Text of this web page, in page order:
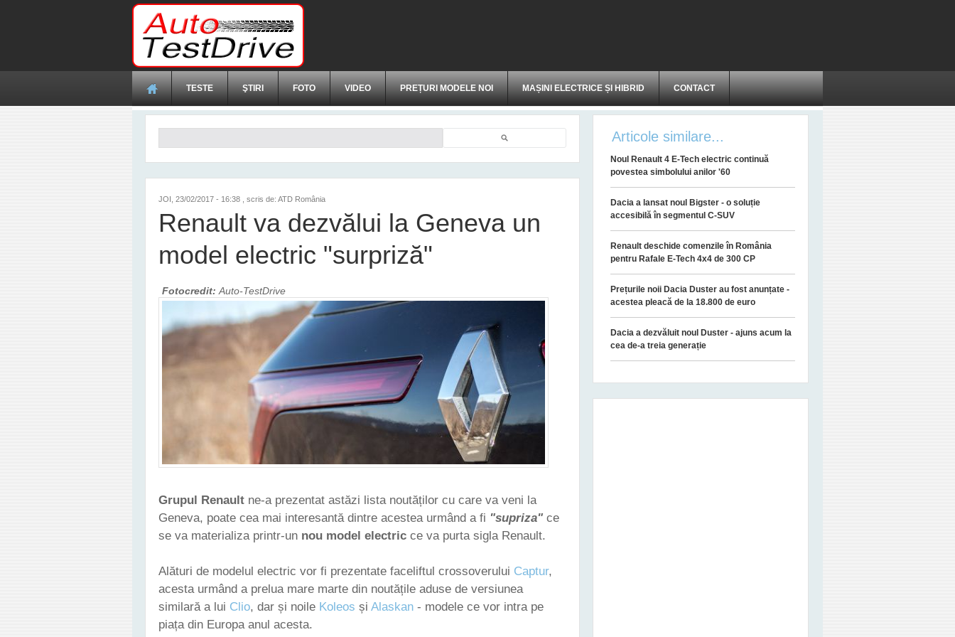
TESTE ŞTIRI FOTO VIDEO PREȚURI MODELE NOI MAȘINI ELECTRICE ȘI HIBRID CONTACT
JOI, 23/02/2017 - 16:38 , scris de: ATD România
Renault va dezvălui la Geneva un
model electric "surpriză"
Fotocredit: Auto-TestDrive
Grupul Renault ne-a prezentat astăzi lista noutăților cu care va veni la
Geneva, poate cea mai interesantă dintre acestea urmând a fi "supriza" ce
se va materializa printr-un nou model electric ce va purta sigla Renault.
Alături de modelul electric vor fi prezentate faceliftul crossoverului Captur,
acesta urmând a prelua mare marte din noutățile aduse de versiunea
similară a lui Clio, dar și noile Koleos și Alaskan - modele ce vor intra pe
piața din Europa anul acesta.
Articole similare...
Noul Renault 4 E-Tech electric continuă
povestea simbolului anilor '60
Dacia a lansat noul Bigster - o soluție
accesibilă în segmentul C-SUV
Renault deschide comenzile în România
pentru Rafale E-Tech 4x4 de 300 CP
Prețurile noii Dacia Duster au fost anunțate -
acestea pleacă de la 18.800 de euro
Dacia a dezvăluit noul Duster - ajuns acum la
cea de-a treia generație